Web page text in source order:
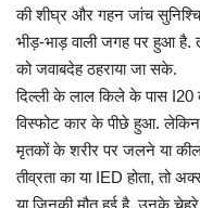
English
की शीघ्र और गहन जांच
भीड़-भाड़ वाली जगह पर हुआ है.
को जवाबदेह ठहराया जा सके.
दिल्ली के लाल किले के पास I20
विस्फोट कार के पीछे हुआ.
मृतकों के शरीर पर जलने या
तीव्रता का या IED होता, तो
या जिनकी मौत हुई है. उनके